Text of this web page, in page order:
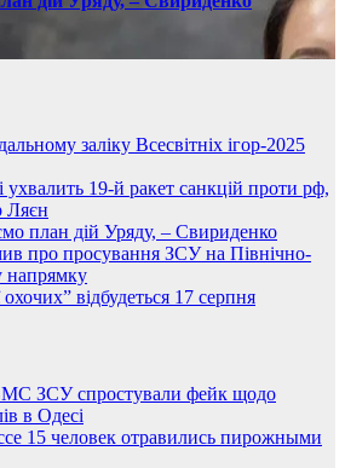
заліку Всесвітніх ігор-2025
19-й ракет санкцій проти рф,
Ляєн
план дій Уряду, – Свириденко
про просування ЗСУ на Північно-
напрямку
охочих” відбудеться 17 серпня
ЗСУ спростували фейк щодо
в Одесі
15 человек отравились пирожными